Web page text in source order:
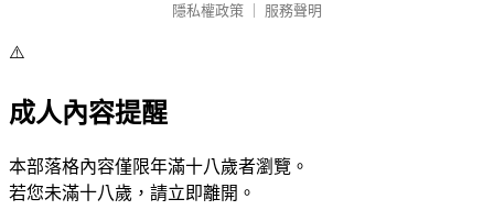
隱私權政策
服務聲明
⚠️
成人內容提醒
本部落格內容僅限年滿十八歲者瀏覽。
若您未滿十八歲，請立即離開。